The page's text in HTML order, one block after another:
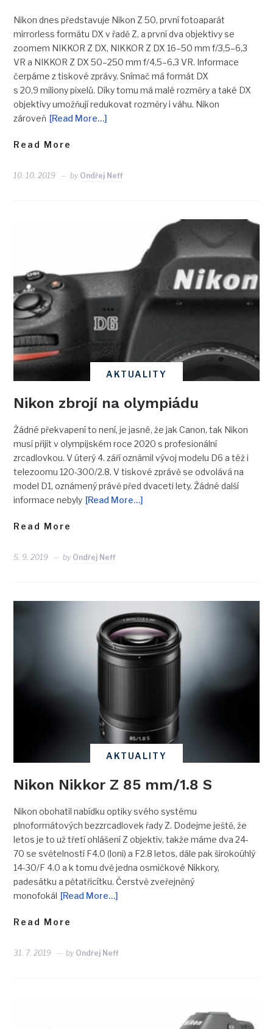
Nikon dnes představuje Nikon Z 50, první fotoaparát
mirrorless formátu DX v řadě Z, a první dva objektivy se
zoomem NIKKOR Z DX, NIKKOR Z DX 16–50 mm f/3,5–6,3
VR a NIKKOR Z DX 50–250 mm f/4,5–6,3 VR. Informace
čerpáme z tiskové zprávy. Snímač má formát DX
s 20,9 miliony pixelů. Díky tomu má malé rozměry a také DX
objektivy umožňují redukovat rozměry i váhu. Nikon
zároveň [Read More…]
Read More
10. 10. 2019 by Ondřej Neff
AKTUALITY
Nikon zbrojí na olympiádu
Žádné překvapení to není, je jasné, že jak Canon, tak Nikon
musí přijít v olympijském roce 2020 s profesionální
zrcadlovkou. V úterý 4. září oznámil vývoj modelu D6 a též i
telezoomu 120-300/2.8. V tiskové zprávě se odvolává na
model D1, oznámený právě před dvaceti lety. Žádné další
informace nebyly [Read More…]
Read More
5. 9. 2019 by Ondřej Neff
AKTUALITY
Nikon Nikkor Z 85 mm/1.8 S
Nikon obohatil nabídku optiky svého systému
plnoformátových bezzrcadlovek řady Z. Dodejme ještě, že
letos je to už třetí ohlášení Z objektiv, takže máme dva 24-
70 se světelností F4.0 (loni) a F2.8 letos, dále pak širokoúhlý
14-30/F 4.0 a k tomu dvě jedna osmičkové Nikkory,
padesátku a pětatřicítku. Čerstvě zveřejněný
monofokál [Read More…]
Read More
31. 7. 2019 by Ondřej Neff